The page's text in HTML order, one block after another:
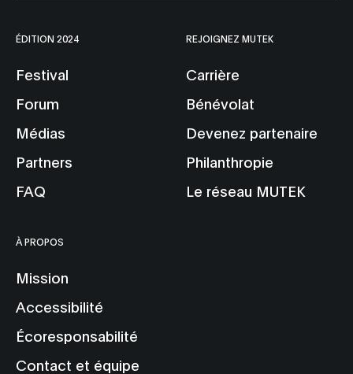
ÉDITION 2024
Festival
Forum
Médias
Partners
FAQ
REJOIGNEZ MUTEK
Carrière
Bénévolat
Devenez partenaire
Philanthropie
Le réseau MUTEK
À PROPOS
Mission
Accessibilité
Écoresponsabilité
Contact et équipe